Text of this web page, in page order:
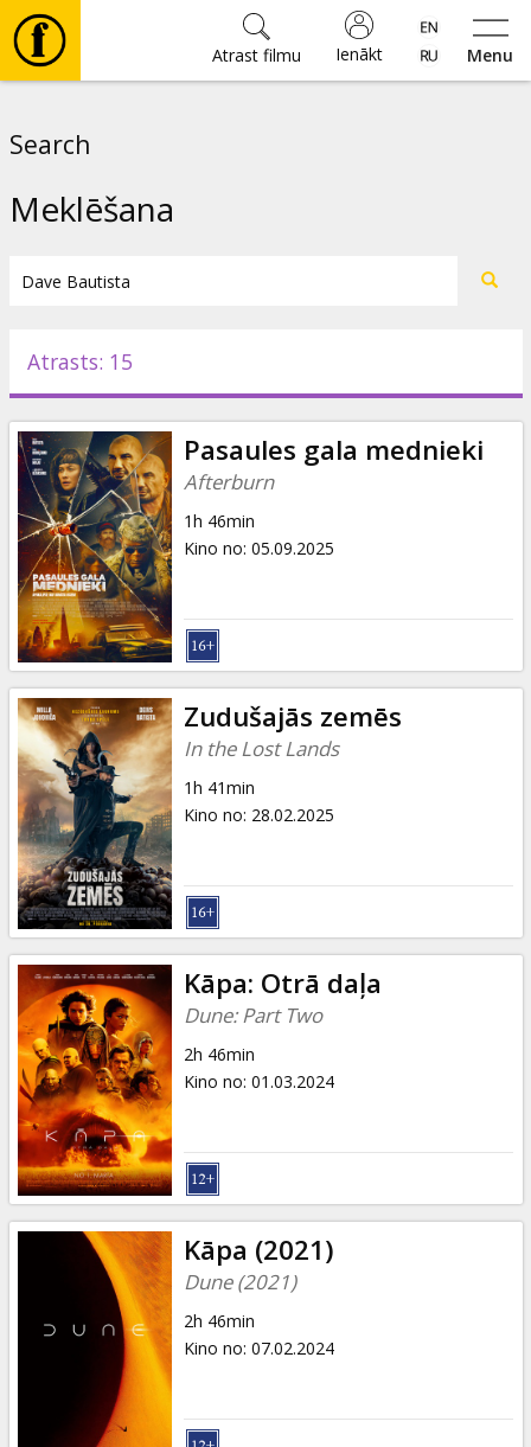
Menu
Ienākt
Atrast filmu
Pasākumi
Ziņas
Dāvanu
kartes
Uzkodas
B2B
Kino
Klubs
Search
Meklēšana
Atrasts: 15
Pasaules gala mednieki
Afterburn
1h 46min
Kino no: 05.09.2025
Zudušajās zemēs
In the Lost Lands
1h 41min
Kino no: 28.02.2025
Kāpa: Otrā daļa
Dune: Part Two
2h 46min
Kino no: 01.03.2024
Kāpa (2021)
Dune (2021)
2h 46min
Kino no: 07.02.2024